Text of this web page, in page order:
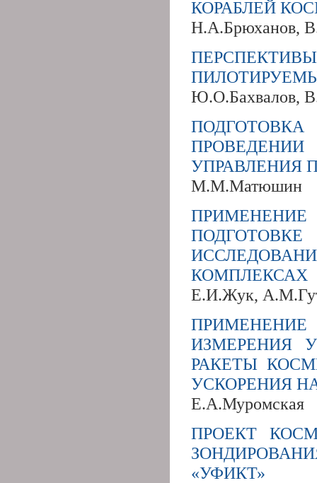
КОРАБЛЕЙ
Н.А.Брюханов,
Ю.О.Бахвалов,
УПРАВЛЕНИЯ
М.М.Матюшин
КОМПЛЕКСАХ
Е.И.Жук,
ИЗМЕРЕНИЯ
РАКЕТЫ
УСКОРЕНИЯ
Е.А.Муромская
ПРОЕКТ
«УФИКТ»